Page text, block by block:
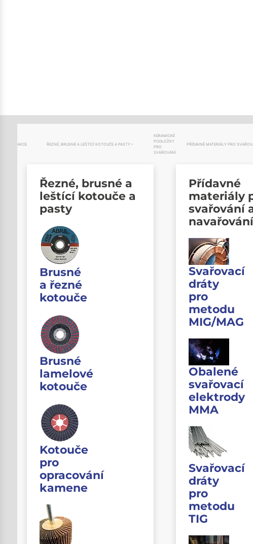
AKCE ŘEZNÉ, BRUSNÉ A LEŠTÍCÍ KOTOUČE A PASTY
Řezné, brusné a
leštící kotouče a
pasty
Brusné
a řezné
kotouče
Brusné
lamelové
kotouče
Kotouče
pro
opracování
kamene
KERAMICKÉ
PODLOŽKY
PRO
SVAŘOVÁNÍ
PŘÍDAVNÉ MATERIÁLY PRO
Přídavné
materiály
svařování
navařování
Svařovací
dráty
pro
metodu
MIG/MAG
Obalené
svařovací
elektrody
MMA
Svařovací
dráty
pro
metodu
TIG